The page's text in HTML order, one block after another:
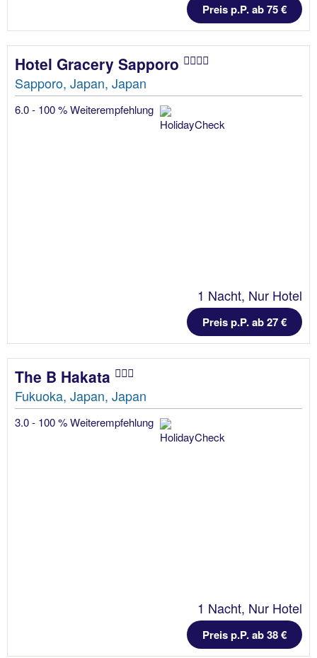
Preis p.P. ab 75 €
Hotel Gracery Sapporo
Sapporo, Japan, Japan
6.0 - 100 % Weiterempfehlung
1 Nacht, Nur Hotel
Preis p.P. ab 27 €
The B Hakata
Fukuoka, Japan, Japan
3.0 - 100 % Weiterempfehlung
1 Nacht, Nur Hotel
Preis p.P. ab 38 €